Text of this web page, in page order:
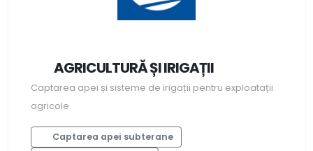
AGRICULTURĂ ȘI IRIGAȚII
Captarea apei și sisteme de irigații pentru exploatații
agricole.
Captarea apei subterane